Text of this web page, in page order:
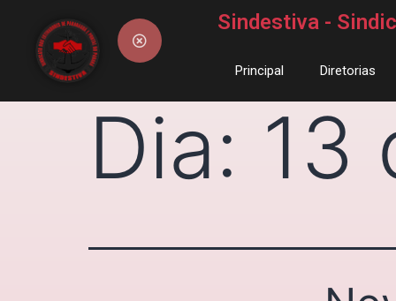
Sindestiva -
Principal Diretorias
Dia: 13